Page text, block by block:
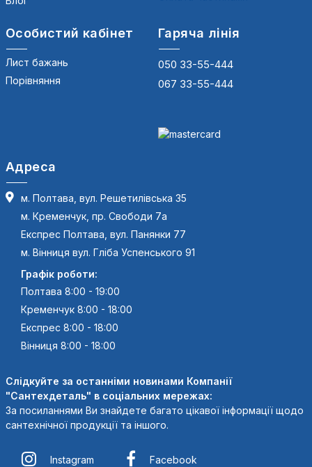
Особистий кабінет
Лист бажань
Порівняння
Гаряча лінія
050 33-55-444
067 33-55-444
Адреса
м. Полтава, вул. Решетилівська 35
м. Кременчук, пр. Свободи 7а
Експрес Полтава, вул. Панянки 77
м. Вінниця вул. Гліба Успенського 91
Графік роботи:
Полтава 8:00 - 19:00
Кременчук 8:00 - 18:00
Експрес 8:00 - 18:00
Вінниця 8:00 - 18:00
Слідкуйте за останніми новинами Компанії
"Сантехдеталь" в соціальних мережах:
За посиланнями Ви знайдете багато цікавої інформації щодо
сантехнічної продукції та іншого.
Instagram Facebook